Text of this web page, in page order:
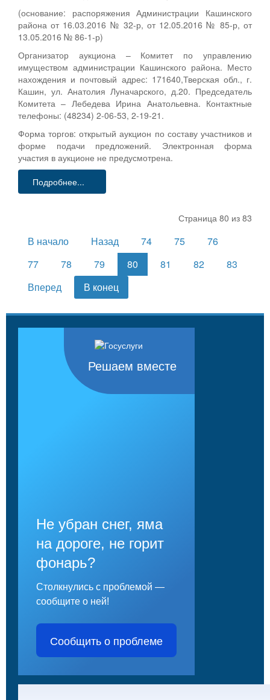
(основание: распоряжения Администрации Кашинского
района от 16.03.2016 № 32-р, от 12.05.2016 № 85-р, от
13.05.2016 № 86-1-р)
Организатор аукциона – Комитет по управлению
имуществом администрации Кашинского района. Место
нахождения и почтовый адрес: 171640,Тверская обл., г.
Кашин, ул. Анатолия Луначарского, д.20. Председатель
Комитета – Лебедева Ирина Анатольевна. Контактные
телефоны: (48234) 2-06-53, 2-19-21.
Форма торгов: открытый аукцион по составу участников и
форме подачи предложений. Электронная форма
участия в аукционе не предусмотрена.
Подробнее...
Страница 80 из 83
В начало Назад 74 75
76
77
78 79 80 81 82
83
Вперед
В конец
Решаем вместе
Не убран снег, яма
на дороге, не горит
фонарь?
Столкнулись с проблемой —
сообщите о ней!
Сообщить о проблеме